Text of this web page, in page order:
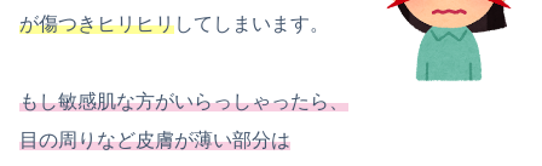
が傷つきヒリヒリしてしまいます。
もし敏感肌な方がいらっしゃったら、
目の周りなど皮膚が薄い部分は